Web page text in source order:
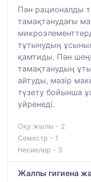
Пән рационалды
тамақтанудағы
тұтынудың
қамтиды. Пән
тамақтанудың
айтуды, мәзір
түзету бойынша
үйренеді.
Оқу жылы - 2
Семестр - 1
Несиелер - 3
Жалпы гигиена